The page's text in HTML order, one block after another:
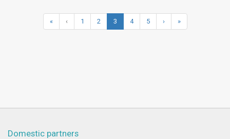
« ‹ 1 2 3 4 5 › »
Domestic partners